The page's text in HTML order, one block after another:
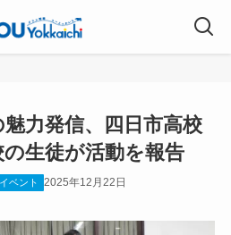
力発信、四日市高校
生徒が活動を報告
イベント 2025年12月22日